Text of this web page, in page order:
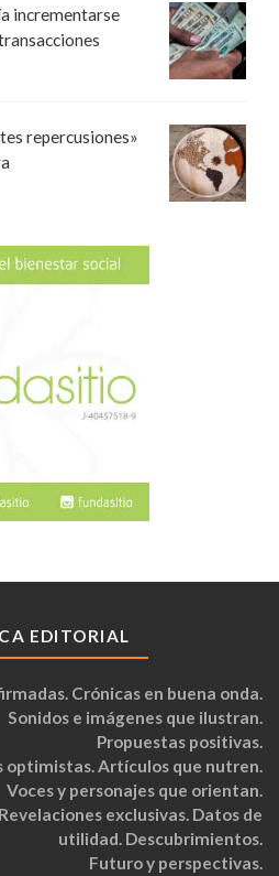
incrementarse
repercusiones»
EDITORIAL
Crónicas en buena onda.
Sonidos e imágenes que ilustran.
Propuestas positivas.
optimistas. Artículos que nutren.
Voces y personajes que orientan.
exclusivas. Datos de
utilidad. Descubrimientos.
Futuro y perspectivas.